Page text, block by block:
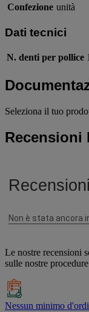
Confezione unità
Dati tecnici
N. denti per pollice
Seleziona il tuo
Recensioni
Le nostre recensioni
sulle nostre
Nessun minimo